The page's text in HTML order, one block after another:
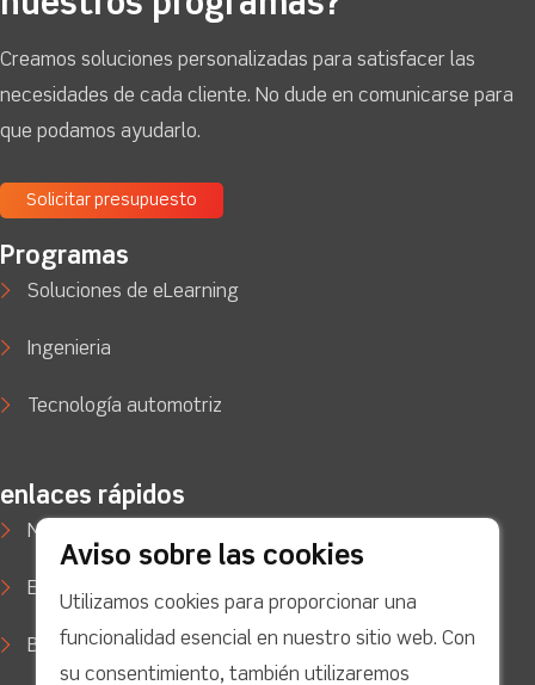
Creamos soluciones personalizadas para satisfacer las
necesidades de cada cliente. No dude en comunicarse para
que podamos ayudarlo.
Solicitar presupuesto
Programas
Soluciones de eLearning
Ingenieria
Tecnología automotriz
enlaces rápidos
Noticias
Estudios de caso
Blog
Aviso sobre las cookies
Utilizamos cookies para proporcionar una
funcionalidad esencial en nuestro sitio web. Con
su consentimiento, también utilizaremos